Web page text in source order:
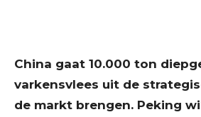
China gaat 10.000 ton
varkensvlees uit de
de markt brengen. Peking